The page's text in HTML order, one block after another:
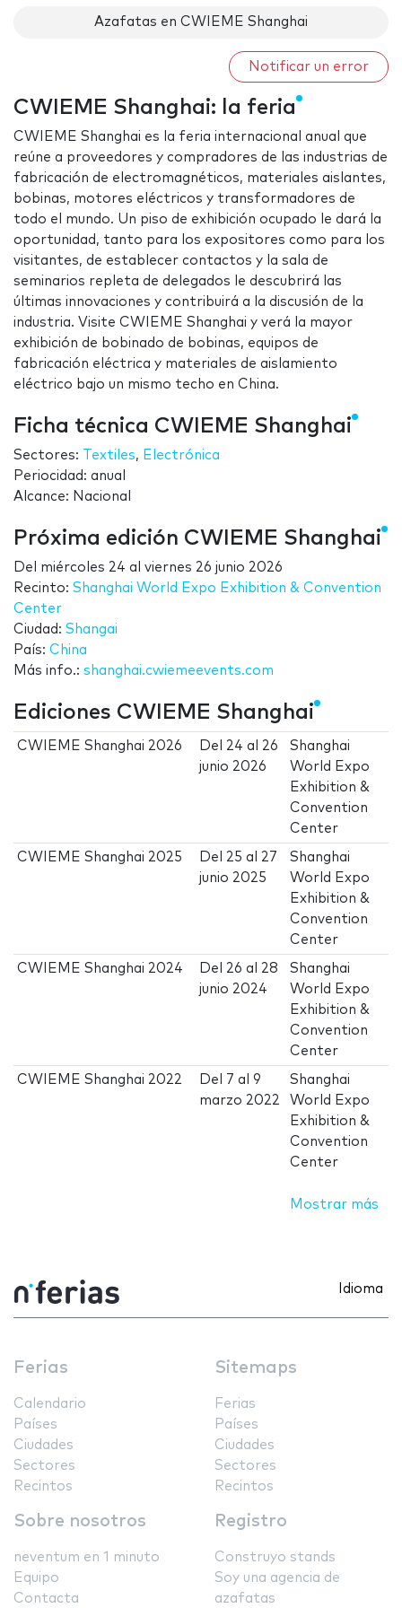
Azafatas en CWIEME Shanghai
Notificar un error
CWIEME Shanghai: la feria
CWIEME Shanghai es la feria internacional anual que
reúne a proveedores y compradores de las industrias de
fabricación de electromagnéticos, materiales aislantes,
bobinas, motores eléctricos y transformadores de
todo el mundo. Un piso de exhibición ocupado le dará la
oportunidad, tanto para los expositores como para los
visitantes, de establecer contactos y la sala de
seminarios repleta de delegados le descubrirá las
últimas innovaciones y contribuirá a la discusión de la
industria. Visite CWIEME Shanghai y verá la mayor
exhibición de bobinado de bobinas, equipos de
fabricación eléctrica y materiales de aislamiento
eléctrico bajo un mismo techo en China.
Ficha técnica CWIEME Shanghai
Sectores: Textiles, Electrónica
Periocidad: anual
Alcance: Nacional
Próxima edición CWIEME Shanghai
Del miércoles 24 al viernes 26 junio 2026
Recinto: Shanghai World Expo Exhibition & Convention
Center
Ciudad: Shangai
País: China
Más info.: shanghai.cwiemeevents.com
Ediciones CWIEME Shanghai
CWIEME Shanghai 2026 Del 24 al 26
junio 2026
Shanghai
World Expo
Exhibition &
Convention
Center
CWIEME Shanghai 2025 Del 25 al 27
junio 2025
Shanghai
World Expo
Exhibition &
Convention
Center
CWIEME Shanghai 2024 Del 26 al 28
junio 2024
Shanghai
World Expo
Exhibition &
Convention
Center
CWIEME Shanghai 2022 Del 7 al9
marzo 2022
Shanghai
World Expo
Exhibition &
Convention
Center
Mostrar más
Idioma
Ferias
Calendario
Países
Ciudades
Sectores
Recintos
Sitemaps
Ferias
Países
Ciudades
Sectores
Recintos
Sobre nosotros
neventum en 1 minuto
Equipo
Contacta
Registro
Construyo stands
Soy una agencia de
azafatas